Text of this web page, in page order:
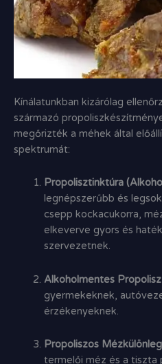
Kínálatunkban kizárólag
származó
megőrizték a méhek által
spektrumát:
Propolisztinktúra
legnépszerűbb és
csepp kockacukorra,
elkeverve gyors és
szervezetnek.
Alkoholmentes
gyermekeknek,
érzékenyeknek.
Propoliszos
termelői méz és a tiszta